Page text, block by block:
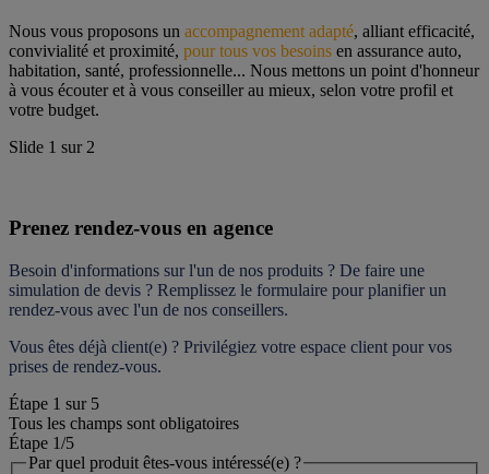
Nous vous proposons un accompagnement adapté, alliant efficacité,
convivialité et proximité, pour tous vos besoins en assurance auto,
habitation, santé, professionnelle... Nous mettons un point d'honneur
à vous écouter et à vous conseiller au mieux, selon votre profil et
votre budget.
Slide 1 sur 2
Prenez rendez-vous en agence
Besoin d'informations sur l'un de nos produits ? De faire une
simulation de devis ? Remplissez le formulaire pour planifier un
rendez-vous avec l'un de nos conseillers.
Vous êtes déjà client(e) ? Privilégiez votre espace client pour vos
prises de rendez-vous.
Étape 1 sur 5
Tous les champs sont obligatoires
Étape 1/5
Par quel produit êtes-vous intéressé(e) ?